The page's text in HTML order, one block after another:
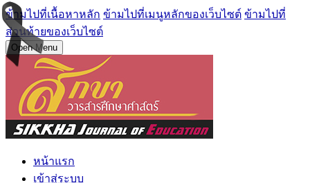
ข้ามไปที่เนื้อหาหลัก ข้ามไปที่เมนูหลักของเว็บไซต์ ข้ามไปที่
ส่วนท้ายของเว็บไซต์
Open Menu
หน้าแรก
เข้าสู่ระบบ